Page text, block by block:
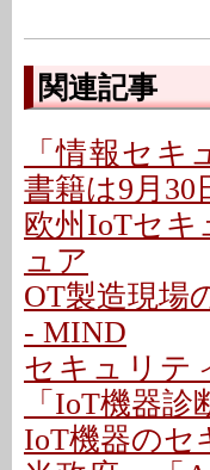
関連記事
「情報セキ
書籍は9月30
欧州IoTセ
ュア
OT製造現場
- MIND
セキュリテ
「IoT機器診
IoT機器のセ